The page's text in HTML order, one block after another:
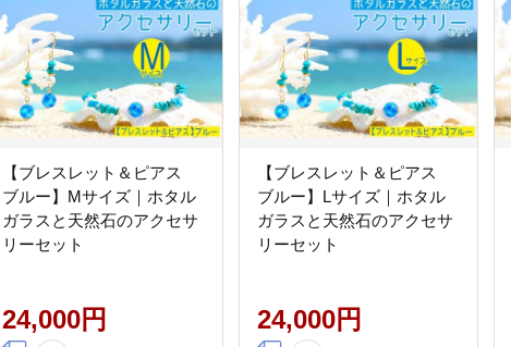
【ブレスレット＆ピアス
ブルー】Mサイズ｜ホタル
ガラスと天然石のアクセサ
リーセット
24,000円
【ブレスレット＆ピアス
ブルー】Lサイズ｜ホタル
ガラスと天然石のアクセサ
リーセット
24,000円